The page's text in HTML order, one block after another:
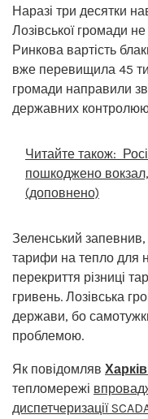
Наразі три десятки
Лозівської громади
Ринкова вартість
вже перевищила 45
громади направили
державних
Читайте також:
пошкоджено
(доповнено)
Зеленський
тарифи на тепло для
перекриття різниці
гривень. Лозівська
держави, бо
проблемою.
Як повідомляв
тепломережі
диспетчеризації